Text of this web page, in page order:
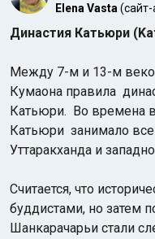
Elena Vasta
Династия Катьюри
Между 7-м и 13-м
Кумаона правила
Катьюри. Во времена
Катьюри занимало
Уттаракханда и
Считается, что
буддистами, но затем
Шанкарачарьи стали